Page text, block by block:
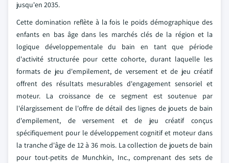
jusqu'en 2035.
Cette domination reflète à la fois le poids démographique des
enfants en bas âge dans les marchés clés de la région et la
logique développementale du bain en tant que période
d'activité structurée pour cette cohorte, durant laquelle les
formats de jeu d'empilement, de versement et de jeu créatif
offrent des résultats mesurables d'engagement sensoriel et
moteur. La croissance de ce segment est soutenue par
l'élargissement de l'offre de détail des lignes de jouets de bain
d'empilement, de versement et de jeu créatif conçus
spécifiquement pour le développement cognitif et moteur dans
la tranche d'âge de 12 à 36 mois. La collection de jouets de bain
pour tout-petits de Munchkin, Inc., comprenant des sets de